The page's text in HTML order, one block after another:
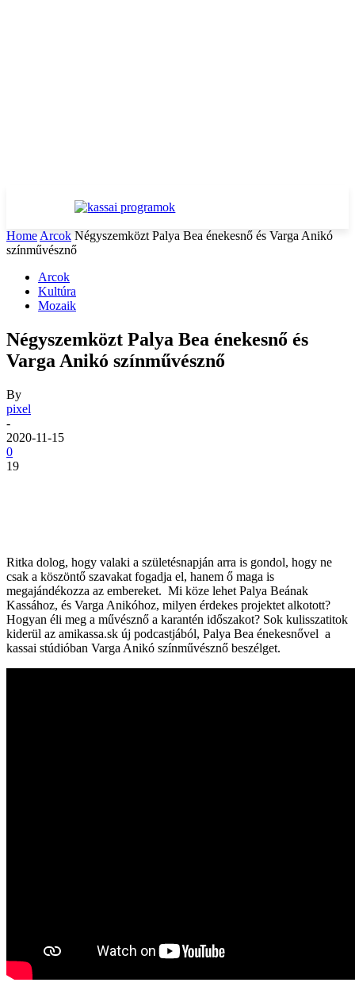
Home Arcok Négyszemközt Palya Bea énekesnő és Varga Anikó
színművésznő
Arcok
Kultúra
Mozaik
Négyszemközt Palya Bea énekesnő és
Varga Anikó színművésznő
By
pixel
-
2020-11-15
0
19
Ritka dolog, hogy valaki a születésnapján arra is gondol, hogy ne
csak a köszöntő szavakat fogadja el, hanem ő maga is
megajándékozza az embereket. Mi köze lehet Palya Beának
Kassához, és Varga Anikóhoz, milyen érdekes projektet alkotott?
Hogyan éli meg a művésznő a karantén időszakot? Sok kulisszatitok
kiderül az amikassa.sk új podcastjából, Palya Bea énekesnővel a
kassai stúdióban Varga Anikó színművésznő beszélget.